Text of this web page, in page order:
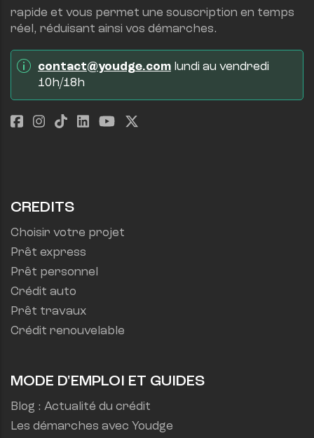
rapide et vous permet une souscription en temps
réel, réduisant ainsi vos démarches.
contact@youdge.com lundi au vendredi
10h/18h
CREDITS
Choisir votre projet
Prêt express
Prêt personnel
Crédit auto
Prêt travaux
Crédit renouvelable
MODE D'EMPLOI ET GUIDES
Blog : Actualité du crédit
Les démarches avec Youdge